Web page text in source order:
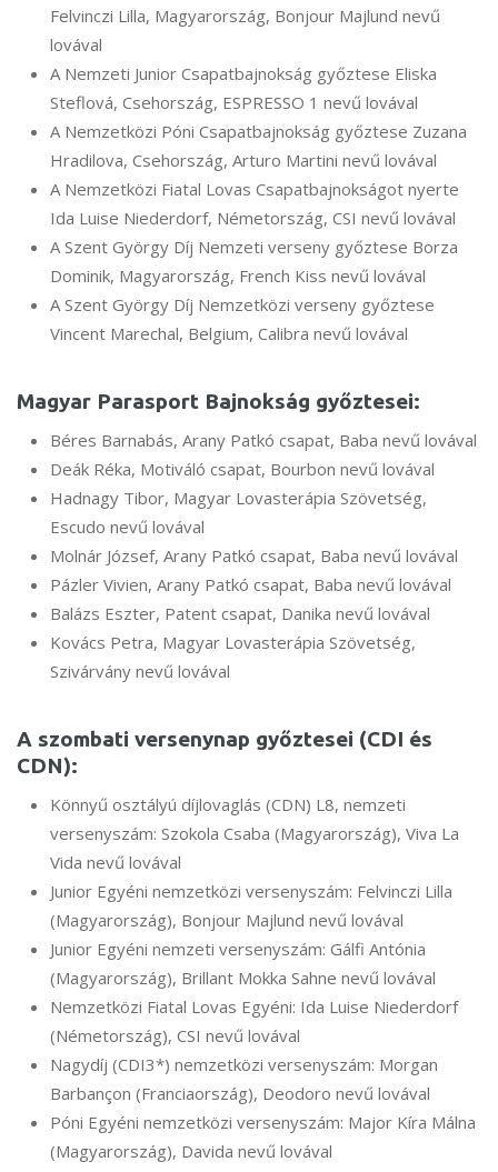
Felvinczi Lilla, Magyarország, Bonjour Majlund nevű
lovával
A Nemzeti Junior Csapatbajnokság győztese Eliska
Steflová, Csehország, ESPRESSO 1 nevű lovával
A Nemzetközi Póni Csapatbajnokság győztese Zuzana
Hradilova, Csehország, Arturo Martini nevű lovával
A Nemzetközi Fiatal Lovas Csapatbajnokságot nyerte
Ida Luise Niederdorf, Németország, CSI nevű lovával
A Szent György Díj Nemzeti verseny győztese Borza
Dominik, Magyarország, French Kiss nevű lovával
A Szent György Díj Nemzetközi verseny győztese
Vincent Marechal, Belgium, Calibra nevű lovával
Magyar Parasport Bajnokság győztesei:
Béres Barnabás, Arany Patkó csapat, Baba nevű lovával
Deák Réka, Motiváló csapat, Bourbon nevű lovával
Hadnagy Tibor, Magyar Lovasterápia Szövetség,
Escudo nevű lovával
Molnár József, Arany Patkó csapat, Baba nevű lovával
Pázler Vivien, Arany Patkó csapat, Baba nevű lovával
Balázs Eszter, Patent csapat, Danika nevű lovával
Kovács Petra, Magyar Lovasterápia Szövetség,
Szivárvány nevű lovával
A szombati versenynap győztesei (CDI és
CDN):
Könnyű osztályú díjlovaglás (CDN) L8, nemzeti
versenyszám: Szokola Csaba (Magyarország), Viva La
Vida nevű lovával
Junior Egyéni nemzetközi versenyszám: Felvinczi Lilla
(Magyarország), Bonjour Majlund nevű lovával
Junior Egyéni nemzeti versenyszám: Gálfi Antónia
(Magyarország), Brillant Mokka Sahne nevű lovával
Nemzetközi Fiatal Lovas Egyéni: Ida Luise Niederdorf
(Németország), CSI nevű lovával
Nagydíj (CDI3*) nemzetközi versenyszám: Morgan
Barbançon (Franciaország), Deodoro nevű lovával
Póni Egyéni nemzetközi versenyszám: Major Kíra Málna
(Magyarország), Davida nevű lovával